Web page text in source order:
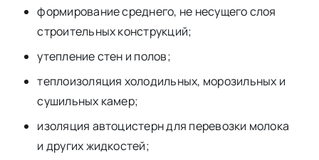
формирование среднего, не несущего слоя
строительных конструкций;
утепление стен и полов;
теплоизоляция холодильных, морозильных и
сушильных камер;
изоляция автоцистерн для перевозки молока
и других жидкостей;